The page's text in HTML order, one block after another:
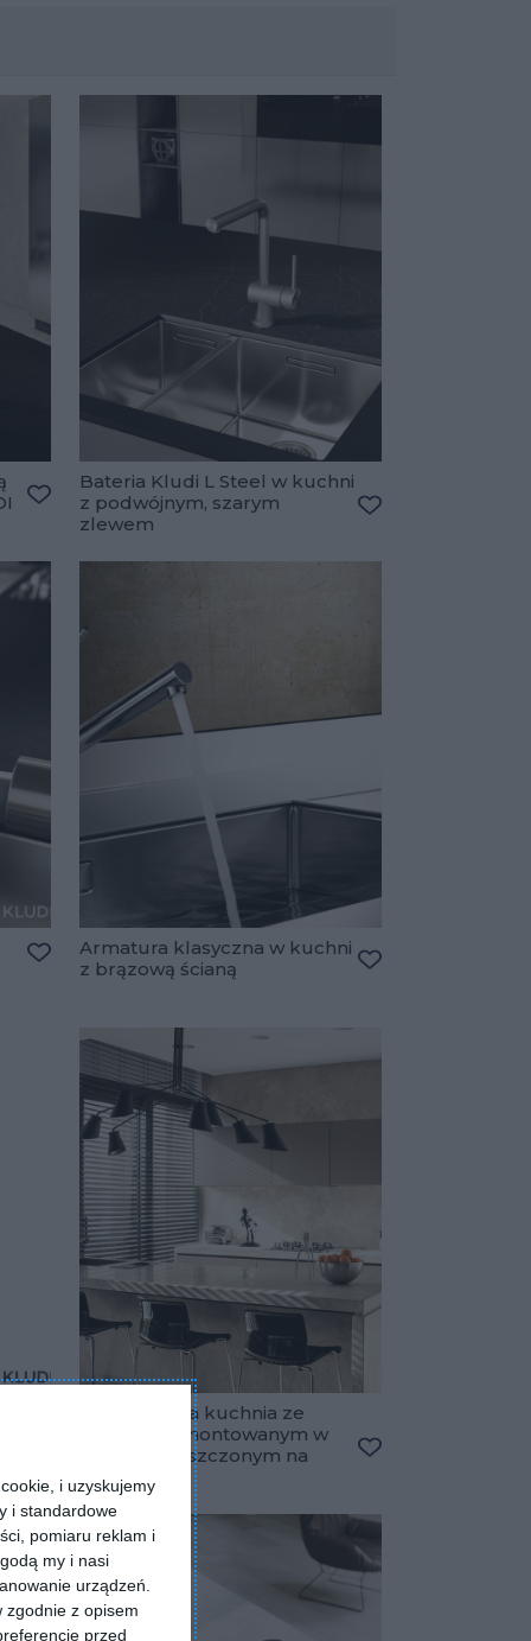
i uzyskujemy
i standardowe
pomiaru reklam i
my i nasi
urządzeń.
zgodnie z opisem
przed
Dodaj do ulubionych
Bateria Kludi L Steel w kuchni
z podwójnym, szarym
zlewem
Dodaj do ulubionych
Armatura klasyczna w kuchni
z brązową ścianą
Dodaj do ulubionych
Nowoczesna kuchnia ze
zlewem zamontowanym w
blacie umieszczonym na
barze